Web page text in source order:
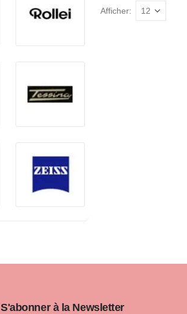
Afficher:
S'abonner à la Newsletter